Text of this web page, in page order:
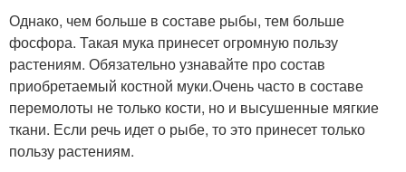
Однако, чем больше в составе рыбы, тем больше
фосфора. Такая мука принесет огромную пользу
растениям. Обязательно узнавайте про состав
приобретаемый костной муки.Очень часто в составе
перемолоты не только кости, но и высушенные мягкие
ткани. Если речь идет о рыбе, то это принесет только
пользу растениям.